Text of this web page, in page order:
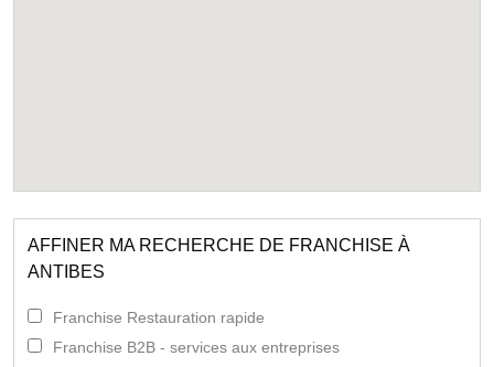
AFFINER MA RECHERCHE DE FRANCHISE À
ANTIBES
Franchise Restauration rapide
Franchise B2B - services aux entreprises